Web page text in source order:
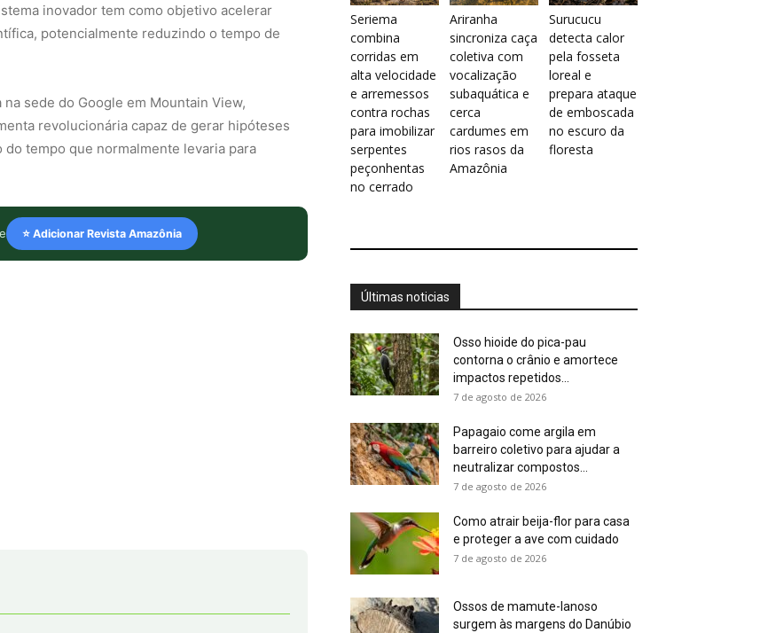
inovador tem como objetivo acelerar
potencialmente reduzindo o tempo de
sede do Google em Mountain View,
revolucionária capaz de gerar hipóteses
tempo que normalmente levaria para
⭐ Adicionar Revista Amazônia
da Amazônia Azul
Seriema
combina
corridas em
alta velocidade
e arremessos
contra rochas
para imobilizar
serpentes
peçonhentas
no cerrado
Ariranha
sincroniza caça
coletiva com
vocalização
subaquática e
cerca
cardumes em
rios rasos da
Amazônia
Surucucu
detecta calor
pela fosseta
loreal e
prepara ataque
de emboscada
no escuro da
floresta
Últimas noticias
Osso hioide do pica-pau
contorna o crânio e amortece
impactos repetidos...
7 de agosto de 2026
Papagaio come argila em
barreiro coletivo para ajudar a
neutralizar compostos...
7 de agosto de 2026
Como atrair beija-flor para casa
e proteger a ave com cuidado
7 de agosto de 2026
Ossos de mamute-lanoso
surgem às margens do Danúbio